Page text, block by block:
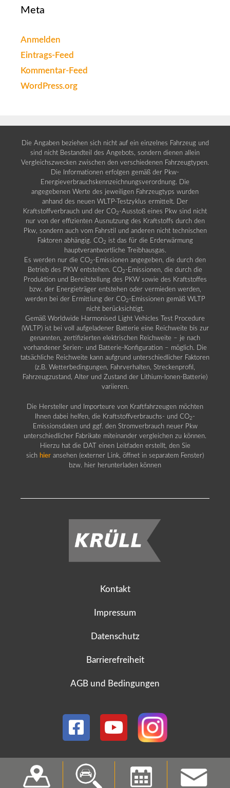
Meta
Anmelden
Eintrags-Feed
Kommentar-Feed
WordPress.org
Die Angaben beziehen sich nicht auf ein einzelnes Fahrzeug und
sind nicht Bestandteil des Angebots, sondern dienen allein
Vergleichszwecken zwischen den verschiedenen Fahrzeugtypen.
Die Informationen erfolgen gemäß der Pkw-
Energieverbrauchskennzeichnungsverordnung. Die
angegebenen Werte des jeweiligen Fahrzeugtyps wurden
anhand des neuen WLTP-Testzyklus ermittelt. Der
Kraftstoffverbrauch und der CO2 -Ausstoß eines Pkw sind nicht
nur von der effizienten Ausnutzung des Kraftstoffs durch den
Pkw, sondern auch vom Fahrstil und anderen nicht technischen
Faktoren abhängig. CO2 ist das für die Erderwärmung
hauptverantwortliche Treibhausgas.
Es werden nur die CO2 -Emissionen angegeben, die durch den
Betrieb des PKW entstehen. CO2 -Emissionen, die durch die
Produktion und Bereitstellung des PKW sowie des Kraftstoffes
bzw. der Energieträger entstehen oder vermieden werden,
werden bei der Ermittlung der CO2 -Emissionen gemäß WLTP
nicht berücksichtigt.
Gemäß Worldwide Harmonised Light Vehicles Test Procedure
(WLTP) ist bei voll aufgeladener Batterie eine Reichweite bis zur
genannten, zertifizierten elektrischen Reichweite – je nach
vorhandener Serien- und Batterie-Konfiguration – möglich. Die
tatsächliche Reichweite kann aufgrund unterschiedlicher Faktoren
(z.B. Wetterbedingungen, Fahrverhalten, Streckenprofil,
Fahrzeugzustand, Alter und Zustand der Lithium-Ionen-Batterie)
variieren.
Die Hersteller und Importeure von Kraftfahrzeugen möchten
Ihnen dabei helfen, die Kraftstoffverbrauchs- und CO2 -
Emissionsdaten und ggf. den Stromverbrauch neuer Pkw
unterschiedlicher Fabrikate miteinander vergleichen zu können.
Hierzu hat die DAT einen Leitfaden erstellt, den Sie
sich hier ansehen (externer Link, öffnet in separatem Fenster)
bzw. hier herunterladen können
Kontakt
Impressum
Datenschutz
Barrierefreiheit
AGB und Bedingungen